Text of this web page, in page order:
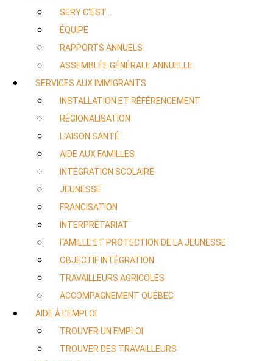
SERY C’EST…
ÉQUIPE
RAPPORTS ANNUELS
ASSEMBLÉE GÉNÉRALE ANNUELLE
SERVICES AUX IMMIGRANTS
INSTALLATION ET RÉFÉRENCEMENT
RÉGIONALISATION
LIAISON SANTÉ
AIDE AUX FAMILLES
INTÉGRATION SCOLAIRE
JEUNESSE
FRANCISATION
INTERPRÉTARIAT
FAMILLE ET PROTECTION DE LA JEUNESSE
OBJECTIF INTÉGRATION
TRAVAILLEURS AGRICOLES
ACCOMPAGNEMENT QUÉBEC
AIDE À L’EMPLOI
TROUVER UN EMPLOI
TROUVER DES TRAVAILLEURS